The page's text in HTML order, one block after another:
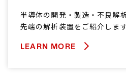
半導体の開発・製造・不良解
先端の解析装置をご紹介します
LEARN MORE